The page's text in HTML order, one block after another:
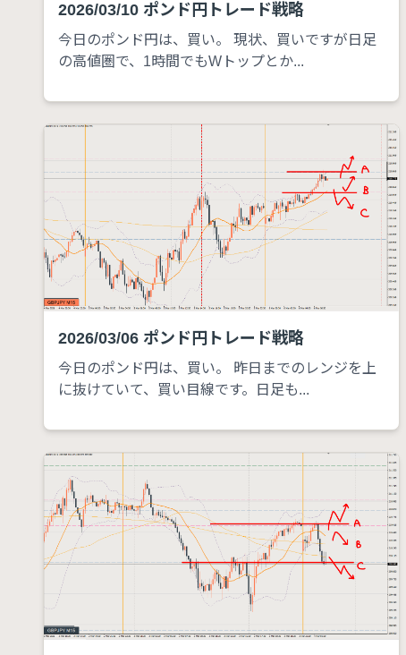
2026/03/10 ポンド円トレード戦略
今日のポンド円は、買い。 現状、買いですが日足
の高値圏で、1時間でもWトップとか...
2026/03/06 ポンド円トレード戦略
今日のポンド円は、買い。 昨日までのレンジを上
に抜けていて、買い目線です。日足も...